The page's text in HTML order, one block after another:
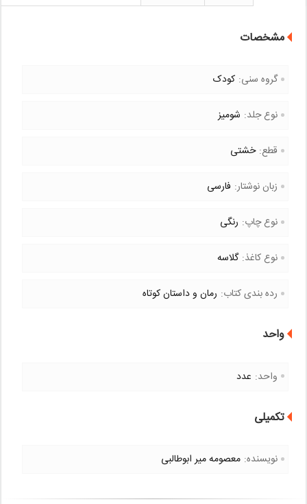
مشخصات
گروه سنی: کودک
نوع جلد: شومیز
قطع: خشتی
زبان نوشتار: فارسی
نوع چاپ: رنگی
نوع کاغذ: گلاسه
رده بندی کتاب: رمان و داستان کوتاه
واحد
واحد: عدد
تکمیلی
نویسنده: معصومه میر ابوطالبی